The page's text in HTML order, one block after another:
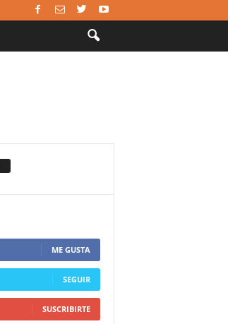
ME GUSTA
SEGUIR
SUSCRIBIRTE